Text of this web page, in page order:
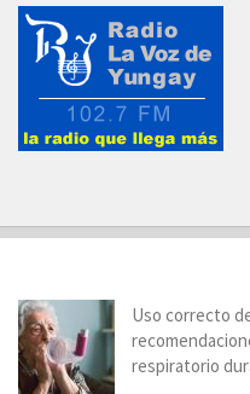
Uso correcto
respiratorio